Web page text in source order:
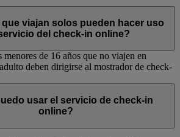
viajan solos pueden hacer uso
del check-in online?
menores de 16 años que no viajen en
deben dirigirse al mostrador de check-
usar el servicio de check-in
online?